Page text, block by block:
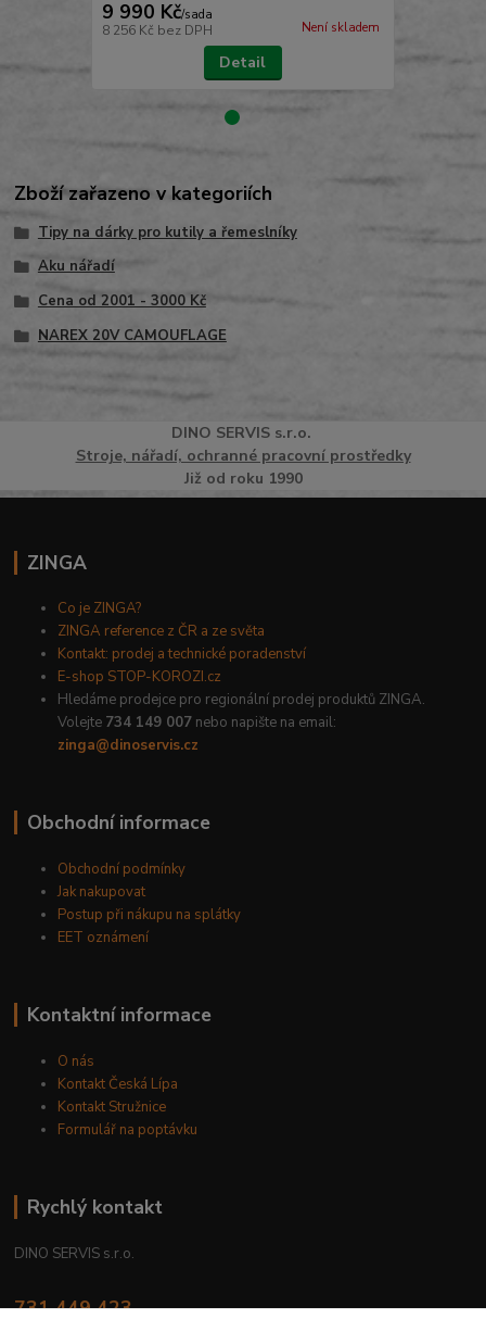
9 990 Kč/sada
8 256 Kč bez DPH Není skladem
Detail
Zboží zařazeno v kategoriích
Tipy na dárky pro kutily a řemeslníky
Aku nářadí
Cena od 2001 - 3000 Kč
NAREX 20V CAMOUFLAGE
DINO SERVISs.r.o.
Stroje, nářadí, ochranné pracovní prostředky
Již od roku 1990
ZINGA
Co je ZINGA?
ZINGA reference z ČR a ze světa
Kontakt: prodej a technické poradenství
E-shop STOP-KOROZI.cz
Hledáme prodejce pro regionální prodej produktů ZINGA.
Volejte 734 149 007 nebo napište na email:
zinga@dinoservis.cz
Obchodní informace
Obchodní podmínky
Jak nakupovat
Postup při nákupu na splátky
EET oznámení
Kontaktní informace
O nás
Kontakt Česká Lípa
Kontakt Stružnice
Formulář na poptávku
Rychlý kontakt
DINO SERVIS s.r.o.
731 449 423